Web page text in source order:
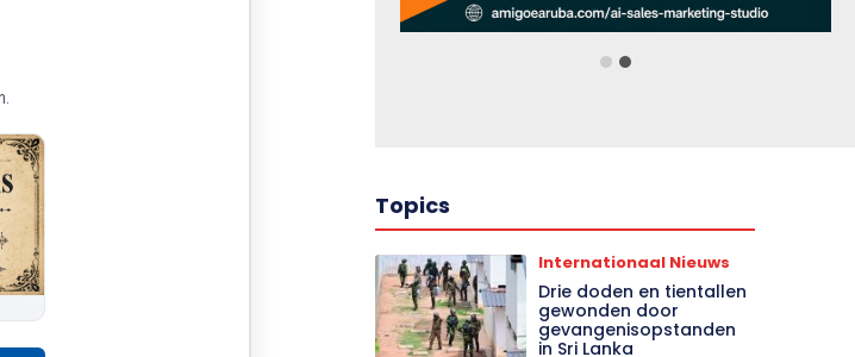
Topics
Internationaal Nieuws
Drie doden en tientallen
gewonden door
gevangenisopstanden
in Sri Lanka